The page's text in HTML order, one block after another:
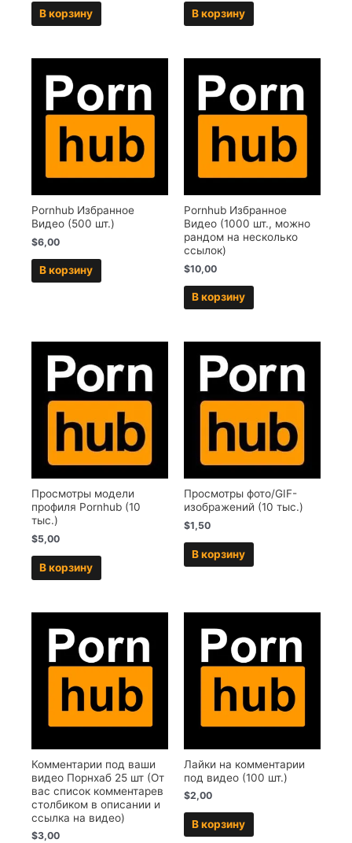
В корзину В корзину
Pornhub Избранное
Видео (500 шт.)
$6,00
В корзину
Pornhub Избранное
Видео (1000 шт., можно
рандом на несколько
ссылок)
$10,00
В корзину
Просмотры модели
профиля Pornhub (10
тыс.)
$5,00
В корзину
Просмотры фото/GIF-
изображений (10 тыс.)
$1,50
В корзину
Комментарии под ваши
видео Порнхаб 25 шт (От
вас список комментарев
столбиком в описании и
ссылка на видео)
$3,00
Лайки на комментарии
под видео (100 шт.)
$2,00
В корзину